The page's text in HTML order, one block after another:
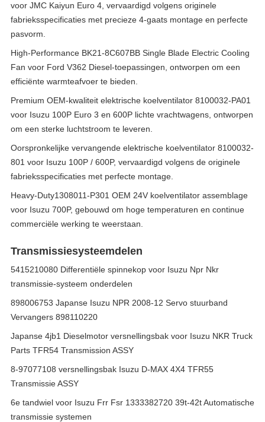
voor JMC Kaiyun Euro 4, vervaardigd volgens originele
fabrieksspecificaties met precieze 4-gaats montage en perfecte
pasvorm.
High-Performance BK21-8C607BB Single Blade Electric Cooling
Fan voor Ford V362 Diesel-toepassingen, ontworpen om een
efficiënte warmteafvoer te bieden.
Premium OEM-kwaliteit elektrische koelventilator 8100032-PA01
voor Isuzu 100P Euro 3 en 600P lichte vrachtwagens, ontworpen
om een sterke luchtstroom te leveren.
Oorspronkelijke vervangende elektrische koelventilator 8100032-
801 voor Isuzu 100P / 600P, vervaardigd volgens de originele
fabrieksspecificaties met perfecte montage.
Heavy-Duty1308011-P301 OEM 24V koelventilator assemblage
voor Isuzu 700P, gebouwd om hoge temperaturen en continue
commerciële werking te weerstaan.
Transmissiesysteemdelen
5415210080 Differentiële spinnekop voor Isuzu Npr Nkr
transmissie-systeem onderdelen
898006753 Japanse Isuzu NPR 2008-12 Servo stuurband
Vervangers 898110220
Japanse 4jb1 Dieselmotor versnellingsbak voor Isuzu NKR Truck
Parts TFR54 Transmission ASSY
8-97077108 versnellingsbak Isuzu D-MAX 4X4 TFR55
Transmissie ASSY
6e tandwiel voor Isuzu Frr Fsr 1333382720 39t-42t Automatische
transmissie systemen